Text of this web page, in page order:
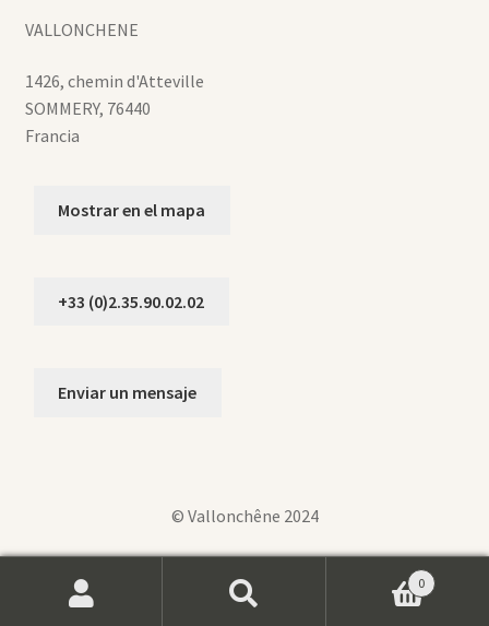
VALLONCHENE
1426, chemin d'Atteville
SOMMERY, 76440
Francia
Mostrar en el mapa
+33 (0)2.35.90.02.02
Enviar un mensaje
© Vallonchêne 2024
0